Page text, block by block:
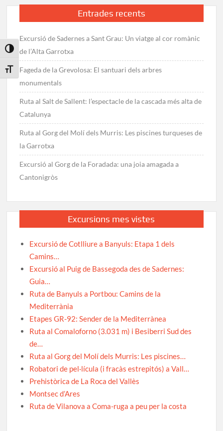
Toggle High Contrast
Toggle Font size
Entrades recents
Excursió de Sadernes a Sant Grau: Un viatge al cor romànic
de l’Alta Garrotxa
Fageda de la Grevolosa: El santuari dels arbres
monumentals
Ruta al Salt de Sallent: l’espectacle de la cascada més alta de
Catalunya
Ruta al Gorg del Molí dels Murris: Les piscines turqueses de
la Garrotxa
Excursió al Gorg de la Foradada: una joia amagada a
Cantonigròs
Excursions mes vistes
Excursió de Cotlliure a Banyuls: Etapa 1 dels
Camins…
Excursió al Puig de Bassegoda des de Sadernes:
Guia…
Ruta de Banyuls a Portbou: Camins de la
Mediterrània
Etapes GR-92: Sender de la Mediterrànea
Ruta al Comaloforno (3.031 m) i Besiberri Sud des
de…
Ruta al Gorg del Molí dels Murris: Les piscines…
Robatori de pel·lícula (i fracàs estrepitós) a Vall…
Prehistòrica de La Roca del Vallès
Montsec d’Ares
Ruta de Vilanova a Coma-ruga a peu per la costa